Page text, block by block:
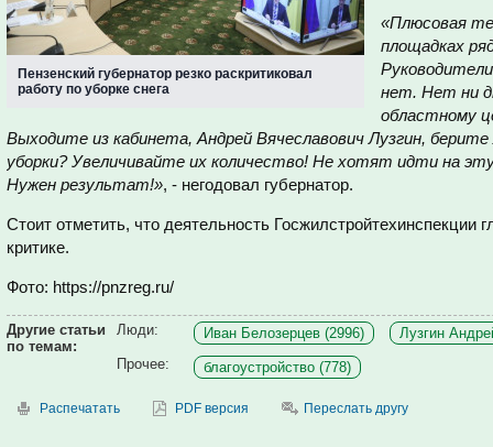
Пензенский губернатор резко раскритиковал
работу по уборке снега
«Плюсовая
площадках
нет. Нет ни
областному
Выходите из кабинета, Андрей Вячеславович Лузгин,
уборки? Увеличивайте их количество! Не хотят идти на
Нужен результат!», - негодовал губернатор.
Стоит отметить, что деятельность Госжилстройтехинспекции
критике.
Фото: https://pnzreg.ru/
Другие статьи
по темам:
Люди: Иван Белозерцев (2996)
Лузгин
Прочее:
благоустройство (778)
Распечатать PDF версия Переслать другу